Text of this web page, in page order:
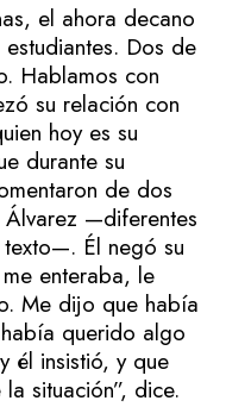
el ahora decano
Dos de
Hablamos con
su relación con
hoy es su
durante su
de dos
—diferentes
Él negó su
enteraba, le
Me dijo que había
querido algo
él insistió, y que
situación”, dice.